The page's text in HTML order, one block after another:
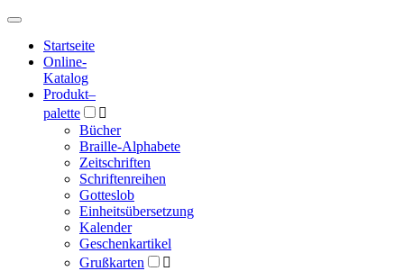
Hauptmenü
Hauptmenü
Startseite
Online-
Katalog
Produkt–
palette

Bücher
Braille-Alphabete
Zeitschriften
Schriftenreihen
Gotteslob
Einheitsübersetzung
Kalender
Geschenkartikel
Grußkarten
